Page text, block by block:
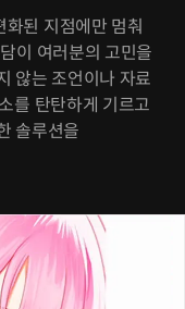
된 지점에만 멈춰
이 여러분의 고민을
않는 조언이나 자료
를 탄탄하게 기르고
솔루션을